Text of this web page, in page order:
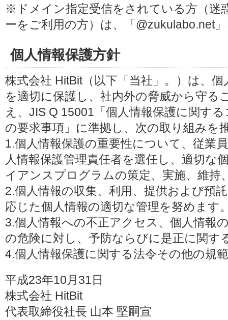
※ドメイン指定受信をされている方（迷
ーをご利用の方）は、「@zukulabo.net
個人情報保護方針
株式会社 HitBit（以下「当社」。）は、
を適切に保護し、社内外の脅威から守る
え、JIS Q 15001「個人情報保護に関す
の要求事項」に準拠し、次の取り組みを
1.個人情報保護の重要性について、従業
人情報保護管理責任者を選任し、適切な
イアンスプログラムの策定、実施、維持
2.個人情報の収集、利用、提供および預
応じた個人情報の適切な管理を努めます
3.個人情報への不正アクセス、個人情報
の危険に対し、予防ならびに是正に関す
4.個人情報保護に関する法令その他の規
平成23年10月31日
株式会社 HitBit
代表取締役社長 山本 堅嗣宣